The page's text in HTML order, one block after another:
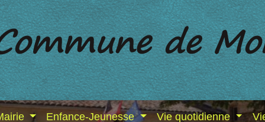
Enfance-Jeunesse Vie quotidienne